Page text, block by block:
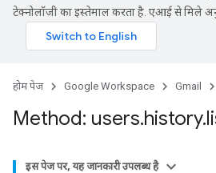
टेक्नोलॉजी का इस्तेमाल करता है. एआई से मिले
होम पेज Google Workspace Gmail
Method: users.history.
इस पेज पर, यह जानकारी उपलब्ध है